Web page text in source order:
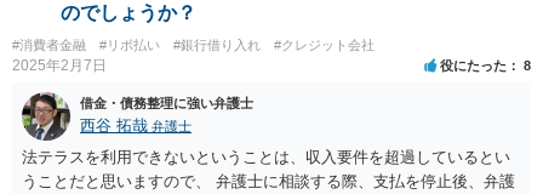
のでしょうか？
#消費者金融 #リボ払い #銀行借り入れ #クレジット会社
2025年2月7日 役にたった 8
借金・債務整理に強い弁護士
西谷 拓哉 弁護士
法テラスを利用できないということは、収入要件を超過しているとい
うことだと思いますので、 弁護士に相談する際、支払を停止後、弁護